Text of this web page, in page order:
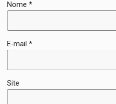
Nome*
E-mail*
Site